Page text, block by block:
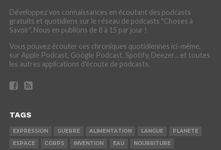
Développez vos connaissances en écoutant des podcasts
gratuits et quotidiens sur le réseau de podcasts "Choses à
Savoir". Nous en publions de 8 à 15 par jour !
Vous pouvez écouter ces chroniques quotidiennes ici-même,
sur Apple Podcast, Google Podcast, Spotify, Deezer... et toutes
les autres applications d'écoute de podcasts.
TAGS
EXPRESSION GUERRE ALIMENTATION LANGUE
PLANETE
ESPACE
CORPS INVENTION EAU NOURRITURE